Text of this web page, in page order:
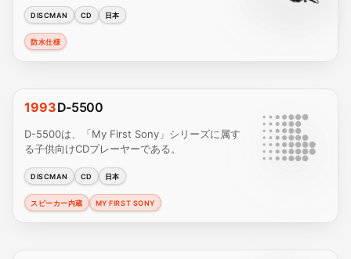
DISCMAN CD 日本
防水仕様
1993D-5500
D-5500は、「My First Sony」シリーズに属す
る子供向けCDプレーヤーである。
DISCMAN CD 日本
スピーカー内蔵 MY FIRST SONY